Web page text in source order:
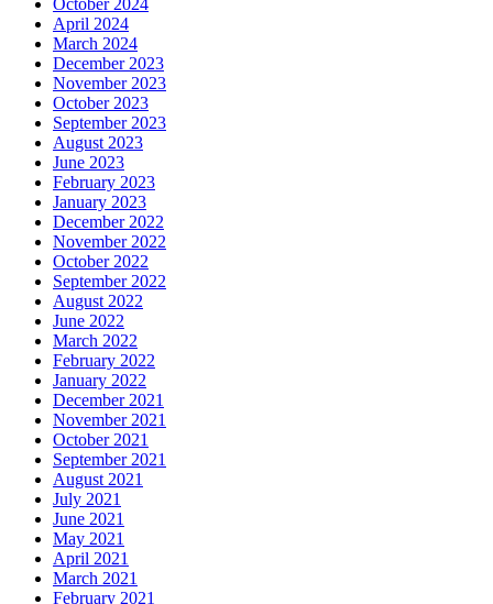
October 2024
April 2024
March 2024
December 2023
November 2023
October 2023
September 2023
August 2023
June 2023
February 2023
January 2023
December 2022
November 2022
October 2022
September 2022
August 2022
June 2022
March 2022
February 2022
January 2022
December 2021
November 2021
October 2021
September 2021
August 2021
July 2021
June 2021
May 2021
April 2021
March 2021
February 2021